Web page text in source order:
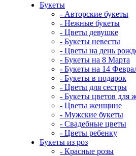
Букеты
- Авторские букеты
- Нежные букеты
- Цветы девушке
- Букеты невесты
- Цветы на день
- Букеты на 8 Марта
- Букеты на 14
- Букеты в подарок
- Цветы для сестры
- Букеты цветов для
- Цветы женщине
- Мужские букеты
- Свадебные цветы
- Цветы ребенку
Букеты из роз
- Красные розы